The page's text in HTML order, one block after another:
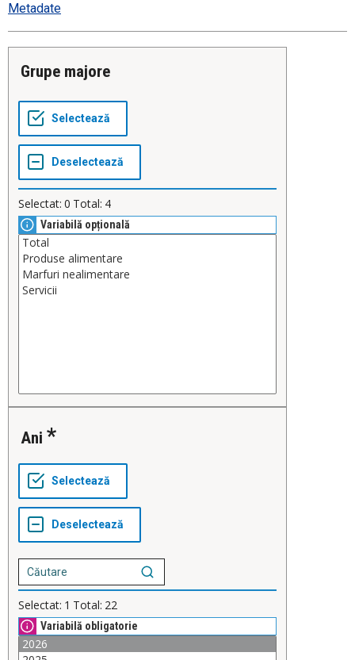
Metadate
Grupe majore
Selectat: 0 Total: 4
Variabilă opțională
Ani
Selectat: 1 Total: 22
Variabilă obligatorie